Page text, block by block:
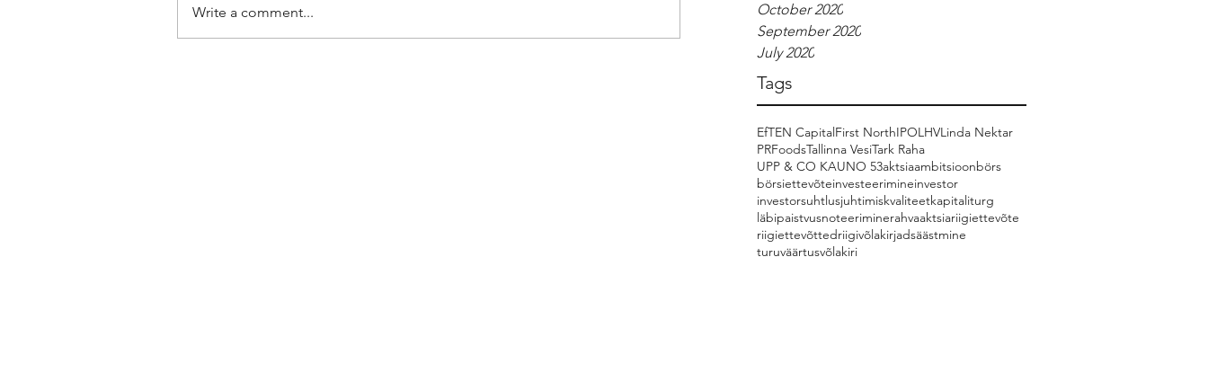
October 2020
September 2020
July 2020
Tags
EfTEN CapitalFirst NorthIPOLHVLinda Nektar
PRFoodsTallinna VesiTark Raha
UPP & CO KAUNO 53aktsiaambitsioonbörs
börsiettevõteinvesteerimineinvestor
investorsuhtlusjuhtimiskvaliteetkapitaliturg
läbipaistvusnoteeriminerahvaaktsiariigiettevõte
riigiettevõttedriigivõlakirjadsäästmine
turuväärtusvõlakiri
Write a comment...